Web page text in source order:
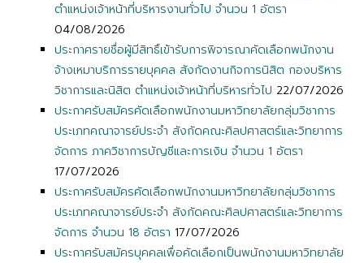
ตำแหน่งเจ้าหน้าที่บริหารงานทั่วไป จำนวน 1 อัตรา
04/08/2026
ประกาศรายชื่อผู้มีสิทธิ์เข้ารับการพิจารณาคัดเลือกพนักงาน
จ้างเหมาบริการรายบุคคล สังกัดงานกิจการนิสิต กองบริหาร
วิชาการและนิสิต ตำแหน่งเจ้าหน้าที่บริหารทั่วไป 22/07/2026
ประกาศรับสมัครคัดเลือกพนักงานมหาวิทยาลัยกลุ่มวิชาการ
ประเภทคณาจารย์ประจำ สังกัดคณะศิลปศาสตร์และวิทยาการ
จัดการ ภาควิชาการบัญชีและการเงิน จำนวน 1 อัตรา
17/07/2026
ประกาศรับสมัครคัดเลือกพนักงานมหาวิทยาลัยกลุ่มวิชาการ
ประเภทคณาจารย์ประจำ สังกัดคณะศิลปศาสตร์และวิทยาการ
จัดการ จำนวน 18 อัตรา 17/07/2026
ประกาศรับสมัครบุคคลเพื่อคัดเลือกเป็นพนักงานมหาวิทยาลัย